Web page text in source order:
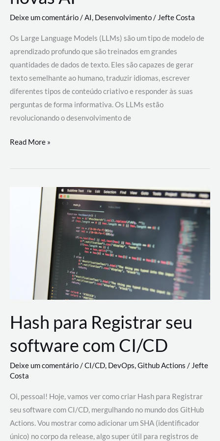
Deixe um comentário/AI, Desenvolvimento/ Jefte Costa
Os Large Language Models (LLMs) são um tipo de modelo de
aprendizado profundo que são treinados em grandes
quantidades de dados de texto. Eles são capazes de gerar
texto semelhante ao humano, traduzir idiomas, escrever
diferentes tipos de conteúdo criativo e responder às suas
perguntas de forma informativa. Os LLMs estão
revolucionando o desenvolvimento de
Large
Models
revolucionando
desenvolvimento
Read More »
Hash para Registrar seu
software com CI/CD
Deixe um comentário/CI/CD, DevOps,Github Actions /Jefte
Costa
Oi, pessoal! Hoje, vamos ver como criar Hash para Registrar
seu software com CI/CD, mergulhando no mundo dos GitHub
Actions. Vou mostrar como adicionar um SHA (identificador
único) no corpo da release, algo super útil para registros de